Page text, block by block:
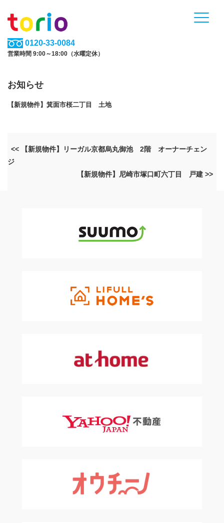
0120-33-0084
営業時間 9:00～18:00（水曜定休）
お知らせ
【新規物件】箕面市桜二丁目 土地
<< 【新規物件】リーガル京都烏丸御池 2階 オーナーチェン
ジ
【新規物件】尼崎市塚口町六丁目 戸建 >>